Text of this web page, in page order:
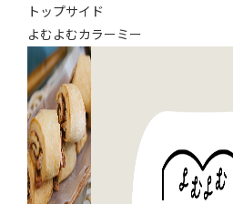
トップサイド
よむよむカラーミー